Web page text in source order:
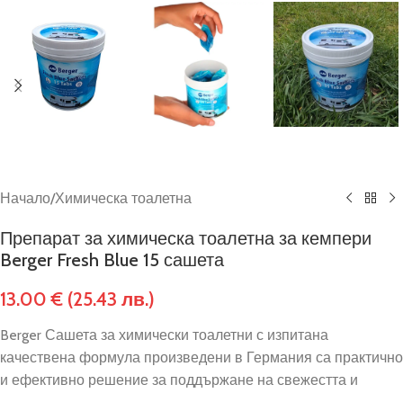
Начало/Химическа тоалетна
Препарат за химическа тоалетна за кемпери
Berger Fresh Blue 15 сашета
13.00€ (25.43 лв.)
Berger Сашета за химически тоалетни с изпитана
качествена формула произведени в Германия са практично
и ефективно решение за поддържане на свежестта и